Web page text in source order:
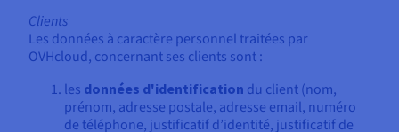
Clients
Les données à caractère personnel traitées par
OVHcloud, concernant ses clients sont :
les données d'identification du client (nom,
prénom, adresse postale, adresse email, numéro
de téléphone, justificatif d’identité, justificatif de